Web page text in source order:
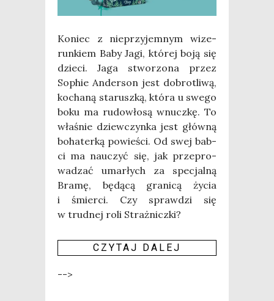
Koniec z nie­przy­jem­nym wize­
run­kiem Baby Jagi, któ­rej boją się
dzie­ci. Jaga stwo­rzo­na przez
Sophie Ander­son jest dobro­tli­wą,
kocha­ną sta­rusz­ką, któ­ra u swe­go
boku ma rudo­wło­są wnucz­kę. To
wła­śnie dziew­czyn­ka jest głów­ną
boha­ter­ką powie­ści. Od swej bab­
ci ma nauczyć się, jak prze­pro­
wa­dzać umar­łych za spe­cjal­ną
Bra­mę, będą­cą gra­ni­cą życia
i śmier­ci. Czy spraw­dzi się
w trud­nej roli Straż­nicz­ki?
CZY­TAJ DALEJ
-->